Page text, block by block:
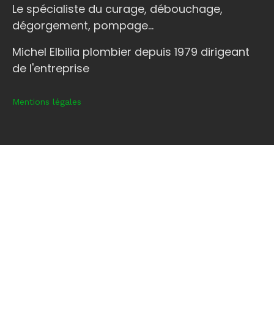
Le spécialiste du curage, débouchage,
dégorgement, pompage...
Michel Elbilia plombier depuis 1979 dirigeant
de l'entreprise
Mentions légales